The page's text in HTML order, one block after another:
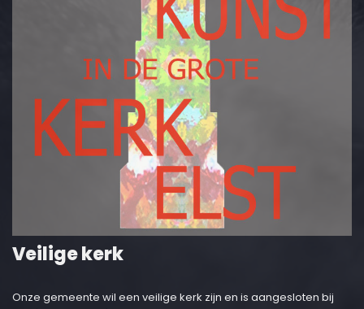
Veilige kerk
Onze gemeente wil een veilige kerk zijn en is aangesloten bij